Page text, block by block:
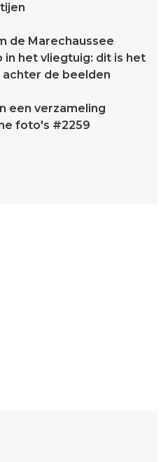
de Marechaussee
in het vliegtuig: dit is het
achter de beelden
een verzameling
foto's #2259